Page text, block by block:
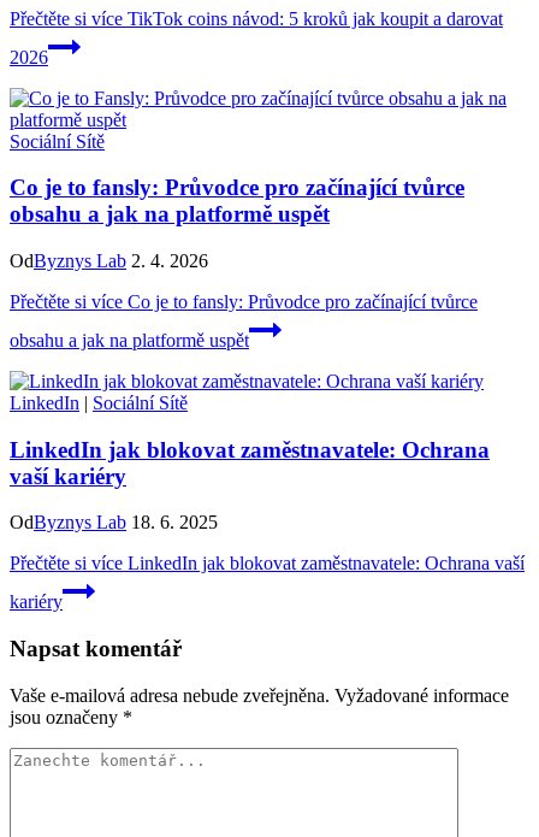
Přečtěte si více TikTok coins návod: 5 kroků jak koupit a darovat
2026
Sociální Sítě
Co je to fansly: Průvodce pro začínající tvůrce
obsahu a jak na platformě uspět
OdByznys Lab 2. 4. 2026
Přečtěte si více Co je to fansly: Průvodce pro začínající tvůrce
obsahu a jak na platformě uspět
LinkedIn | Sociální Sítě
LinkedIn jak blokovat zaměstnavatele: Ochrana
vaší kariéry
OdByznys Lab 18. 6. 2025
Přečtěte si více LinkedIn jak blokovat zaměstnavatele: Ochrana vaší
kariéry
Napsat komentář
Vaše e-mailová adresa nebude zveřejněna. Vyžadované informace
jsou označeny *